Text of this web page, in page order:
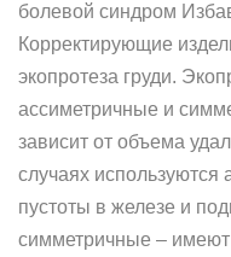
болевой синдром
Корректирующие
экопротеза груди.
ассиметричные и
зависит от объема
случаях
пустоты в железе и
симметричные –